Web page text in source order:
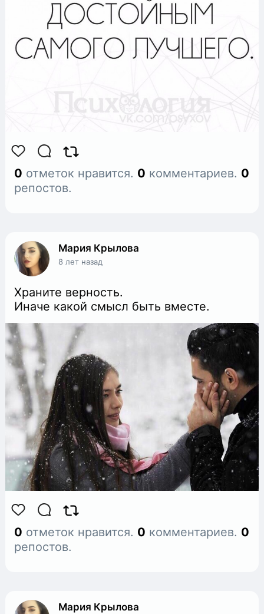
0 отметок нравится. 0 комментариев. 0
репостов.
Мария Крылова
8 лет назад
Храните верность.
Иначе какой смысл быть вместе.
0 отметок нравится. 0 комментариев. 0
репостов.
Мария Крылова